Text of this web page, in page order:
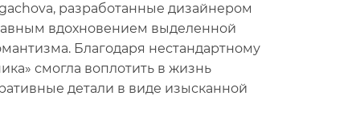
разработанные дизайнером
вдохновением выделенной
Благодаря нестандартному
смогла воплотить в жизнь
детали в виде изысканной